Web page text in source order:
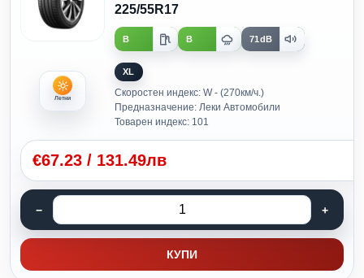
Летни
225/55R17
B B 71dB
XL
Скоростен индекс: W - (270км/ч.)
Предназначение: Леки Автомобили
Товарен индекс: 101
€67.23 / 131.49лв
КУПИ